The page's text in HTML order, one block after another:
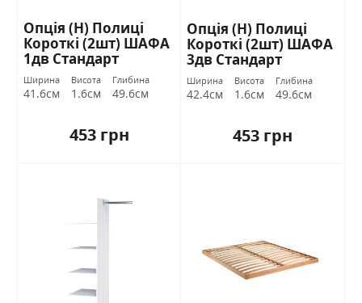
Опція (Н) Полиці
Короткі (2шт) ШАФА
1дв Стандарт
Ширина
41.6см
Висота
1.6см
Глибина
49.6см
453 грн
Опція (Н) Полиці
Короткі (2шт) ШАФА
3дв Стандарт
Ширина
42.4см
Висота
1.6см
Глибина
49.6см
453 грн